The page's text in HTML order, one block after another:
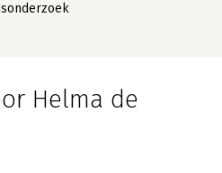
Helma de